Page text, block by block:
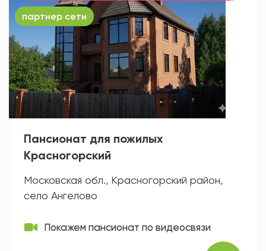
партнер сети
Пансионат для пожилых
Красногорский
Московская обл., Красногорский район,
село Ангелово
Покажем пансионат по видеосвязи